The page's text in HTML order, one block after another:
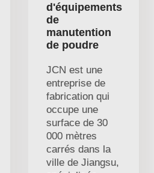
d'équipements
de
manutention
de poudre
JCN est une
entreprise de
fabrication qui
occupe une
surface de 30
000 mètres
carrés dans la
ville de Jiangsu,